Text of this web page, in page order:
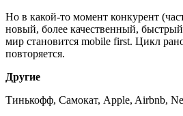
Но в какой-то момент конкурент
новый, более качественный,
мир становится mobile first. Цикл
повторяется.
Другие
Тинькофф, Самокат, Apple, Airbnb,